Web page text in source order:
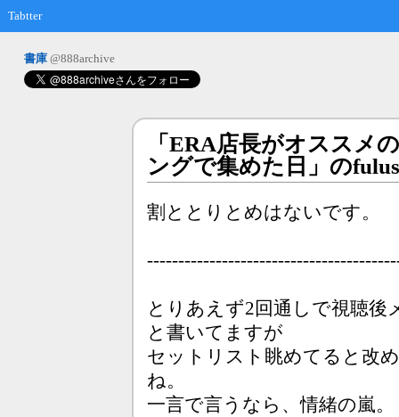
Tabtter
書庫 @888archive
「ERA店長がオススメ
ングで集めた日」の
割ととりとめはないです。
とりあえず2回通しで視聴
と書いてますが
セットリスト眺めてると改
ね。
一言で言うなら、情緒の嵐。